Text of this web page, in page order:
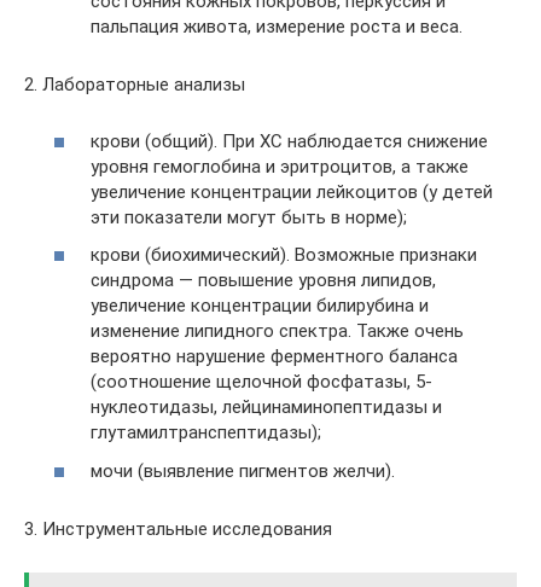
пальпация живота, измерение роста и веса.
2. Лабораторные анализы
крови (общий). При ХС наблюдается снижение
уровня гемоглобина и эритроцитов, а также
увеличение концентрации лейкоцитов (у детей
эти показатели могут быть в норме);
крови (биохимический). Возможные признаки
синдрома — повышение уровня липидов,
увеличение концентрации билирубина и
изменение липидного спектра. Также очень
вероятно нарушение ферментного баланса
(соотношение щелочной фосфатазы, 5-
нуклеотидазы, лейцинаминопептидазы и
глутамилтранспептидазы);
мочи (выявление пигментов желчи).
3. Инструментальные исследования